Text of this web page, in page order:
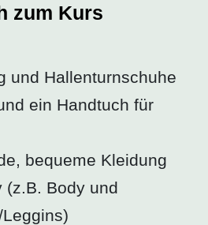
zum Kurs
und Hallenturnschuhe
ein Handtuch für
bequeme Kleidung
(z.B. Body und